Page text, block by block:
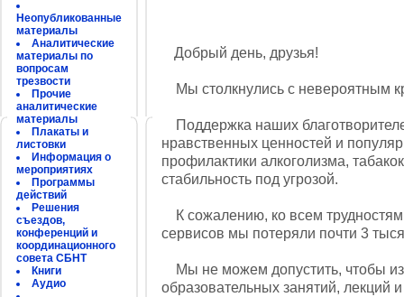
Неопубликованные
материалы
Аналитические
материалы по
вопросам
трезвости
Прочие
аналитические
материалы
Плакаты и
листовки
Информация о
мероприятиях
Программы
действий
Решения
съездов,
конференций и
координационного
совета СБНТ
Книги
Аудио
Добрый день, друзья!
Мы столкнулись с невероятным
Поддержка наших
нравственных ценностей и
профилактики алкоголизма,
стабильность под угрозой.
К сожалению, ко всем трудностям
сервисов мы потеряли почти 3
Мы не можем допустить, чтобы
образовательных занятий, лекций